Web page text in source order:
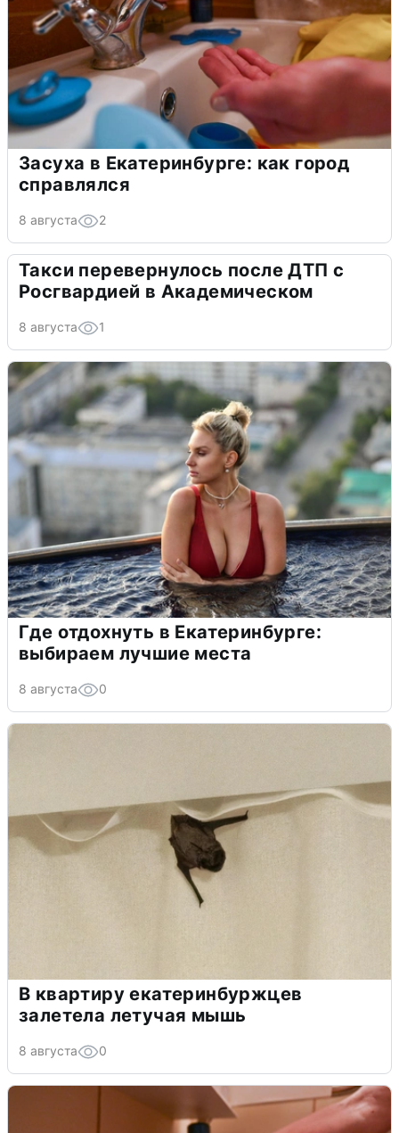
Засуха в Екатеринбурге: как город
справлялся
8 августа 2
Такси перевернулось после ДТП с
Росгвардией в Академическом
8 августа 1
Где отдохнуть в Екатеринбурге:
выбираем лучшие места
8 августа 0
В квартиру екатеринбуржцев
залетела летучая мышь
8 августа 0